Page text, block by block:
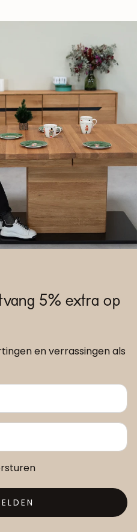
5% extra op
en verrassingen als